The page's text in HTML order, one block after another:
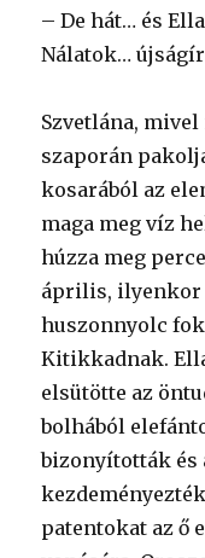
– De hát… és
Nálatok…
Szvetlána,
szaporán
kosarából az
maga meg víz
húzza meg
április, ilyenkor
huszonnyolc
Kitikkadnak.
elsütötte az
bolhából
bizonyították és
patentokat az ő